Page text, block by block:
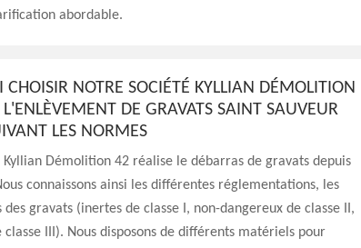
abordable.
CHOISIR NOTRE SOCIÉTÉ KYLLIAN DÉMOLITION
DE GRAVATS SAINT SAUVEUR
LES NORMES
Kyllian Démolition 42 réalise le débarras de gravats depuis
connaissons ainsi les différentes réglementations, les
des gravats (inertes de classe I, non-dangereux de classe II,
classe III). Nous disposons de différents matériels pour